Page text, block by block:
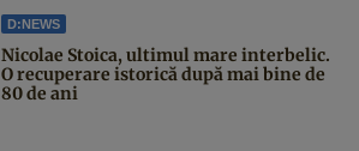
D:NEWS
Nicolae Stoica, ultimul mare interbelic.
O recuperare istorică după mai bine de
80 de ani